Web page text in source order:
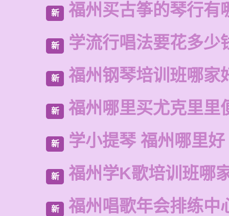
新 福州买古筝的琴行有
新 学流行唱法要花多少
新 福州钢琴培训班哪家
新 福州哪里买尤克里里
新 学小提琴 福州哪里好
新 福州学K歌培训班哪
新 福州唱歌年会排练中